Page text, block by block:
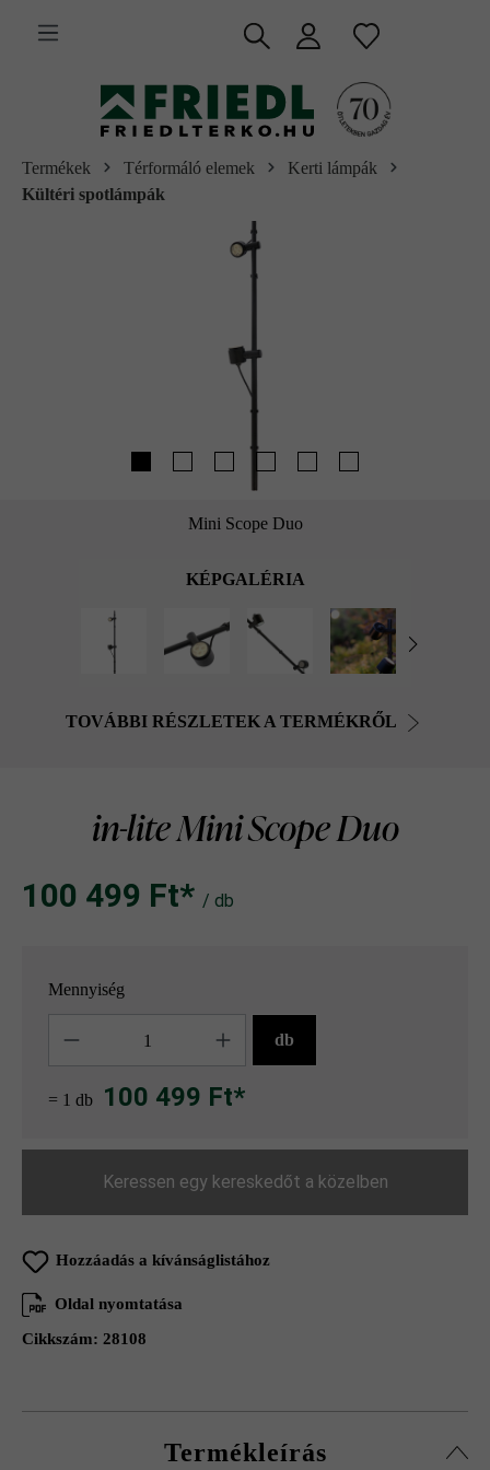
tartalomra
Termékek Térformáló elemek
Kerti lámpák
Kültéri spotlámpák
Mini Scope Duo
KÉPGALÉRIA
TOVÁBBI RÉSZLETEK A TERMÉKRŐL
in-lite Mini Scope Duo
100 499 Ft‎‎‎* / db
Mennyiség
db
= 1 db 100 499 Ft*
Keressen egy kereskedőt a közelben
Hozzáadás a kívánságlistához
Oldal nyomtatása
Cikkszám: 28108
Termékleírás